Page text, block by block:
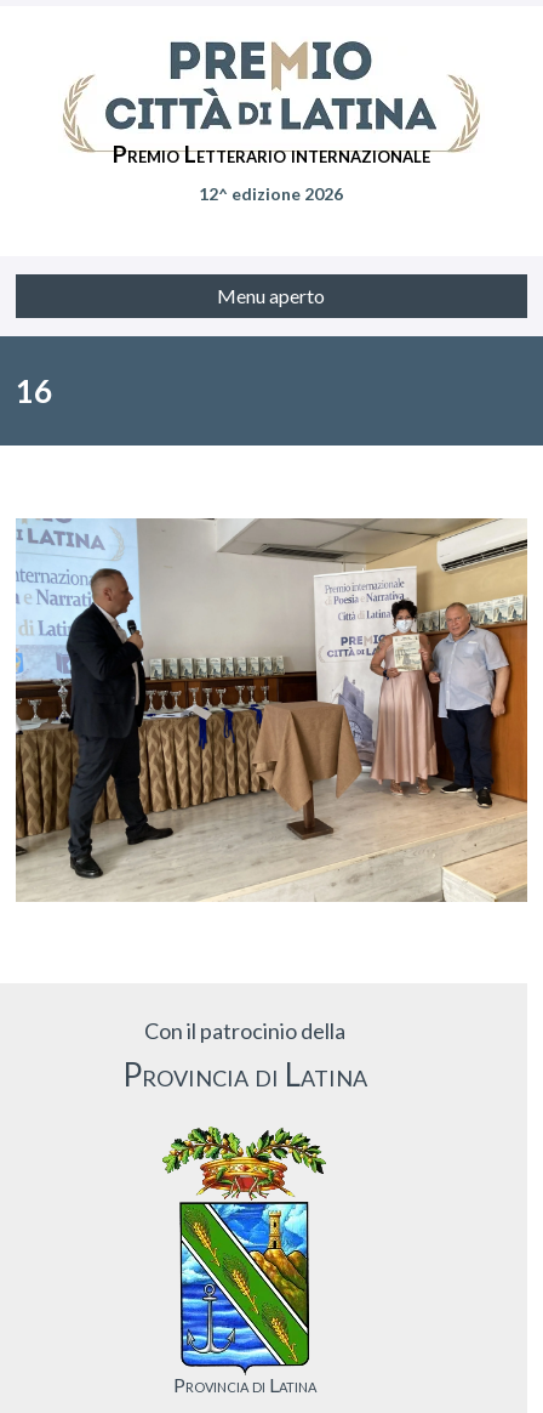
Premio Letterario internazionale
12^ edizione 2026
Menu aperto
16
Con il patrocinio della
Provincia di Latina
Provincia di Latina